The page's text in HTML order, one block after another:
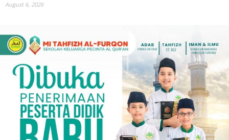
August 6, 2026